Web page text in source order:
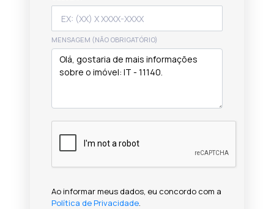
MENSAGEM (NÃO OBRIGATÓRIO)
Ao informar meus dados, eu concordo com a
Política de Privacidade.